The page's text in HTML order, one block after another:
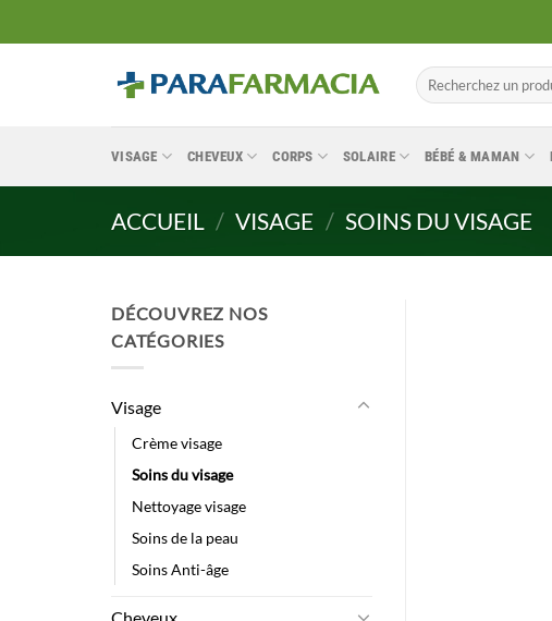
au
Recherche
pour :
VISAGE CHEVEUX CORPS SOLAIRE BÉBÉ & MAMAN
ACCUEIL / VISAGE / SOINS DU VISAGE
DÉCOUVREZ NOS
CATÉGORIES
Visage
Crème visage
Soins du visage
Nettoyage visage
Soins de la peau
Soins Anti-âge
Cheveux